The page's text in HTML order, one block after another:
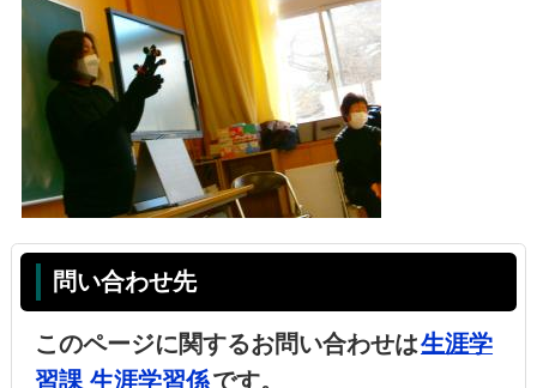
問い合わせ先
このページに関するお問い合わせは生涯学
習課 生涯学習係です。